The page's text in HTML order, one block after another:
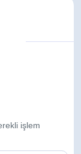
işlem